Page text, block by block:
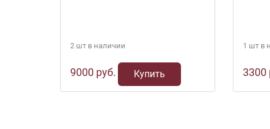
2 шт в наличии
9000 руб. Купить
1 шт в
3300